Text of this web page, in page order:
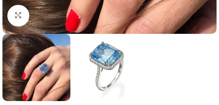
Click to enlarge